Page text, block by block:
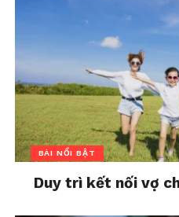
còn giúp giữ
đình chồng.
Xây dựng sự tự
người phụ nữ có
vững vàng và
họ sẽ ít bị xem
chờ đợi sự công
chồng, chị B có
hình ảnh của
BÀI NỔI BẬT
Duy trì kết nối vợ